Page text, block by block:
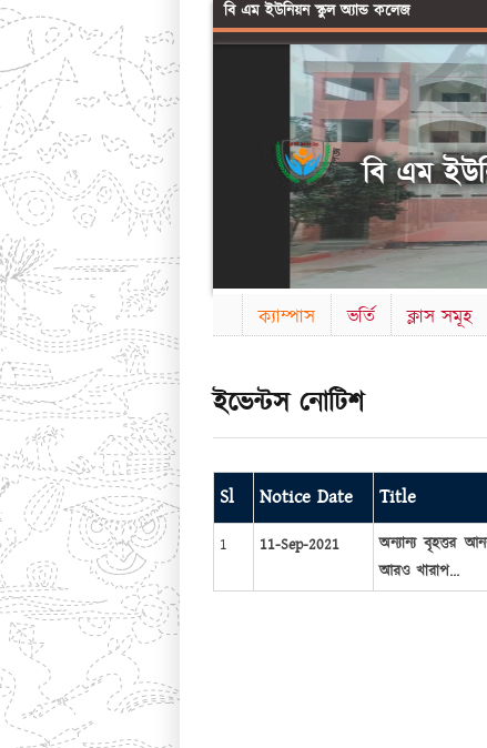
বি এম ইউনিয়ন স্কুল অ্যান্ড কলেজ
বি এম
ক্যাম্পাস ভর্তি ক্লাস সমূহ
ইভেন্টস নোটিশ
Sl Notice Date Title
1 11-Sep-2021
অন্যান্য বৃহত্তর
আরও খারাপ...